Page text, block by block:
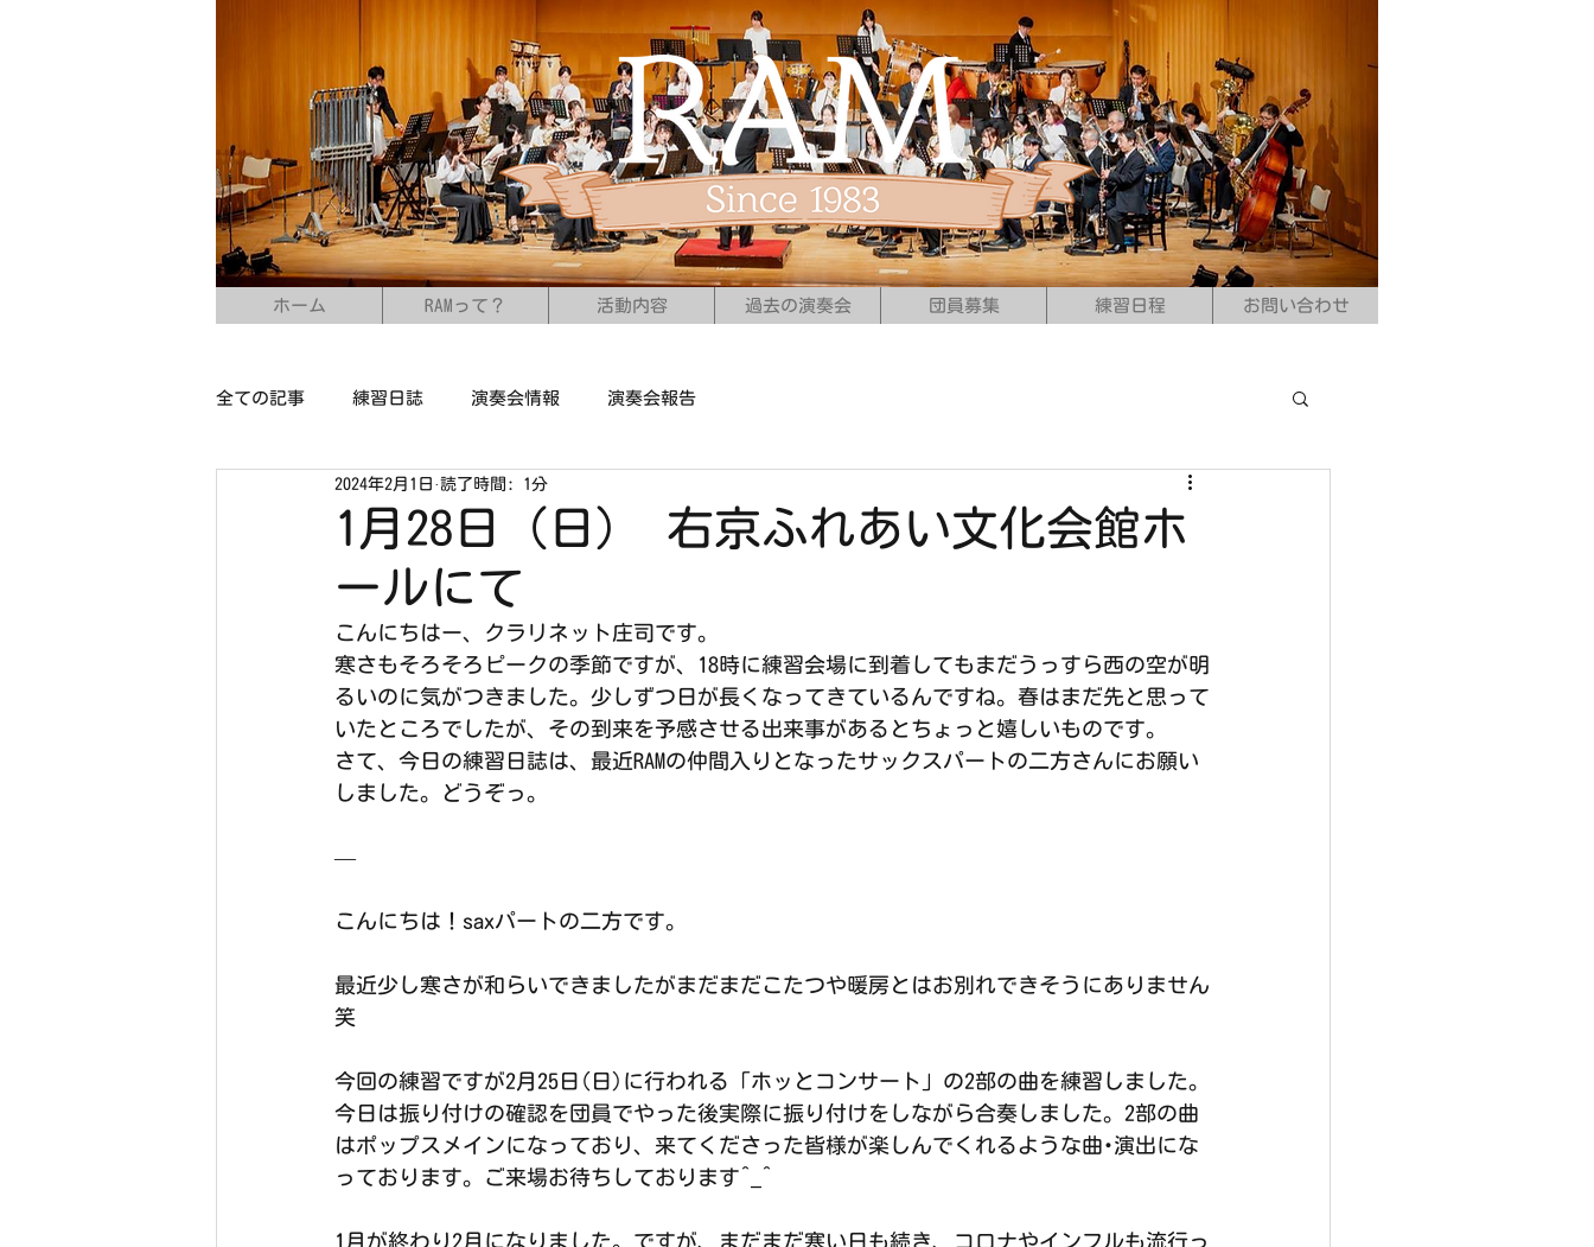
ホーム RAMって？ 活動内容 過去の演奏会 団員募集 練習日程 お問い合わせ
全ての記事 練習日誌 演奏会情報 演奏会報告
1月28日（日） 右京ふれあい文化会館ホ
ールにて
2024年2月1日 読了時間: 1分
こんにちはー、クラリネット庄司です。
寒さもそろそろピークの季節ですが、18時に練習会場に到着してもまだうっすら西の空が明
るいのに気がつきました。少しずつ日が長くなってきているんですね。春はまだ先と思って
いたところでしたが、その到来を予感させる出来事があるとちょっと嬉しいものです。
さて、今日の練習日誌は、最近RAMの仲間入りとなったサックスパートの二方さんにお願い
しました。どうぞっ。
—
こんにちは！saxパートの二方です。
最近少し寒さが和らいできましたがまだまだこたつや暖房とはお別れできそうにありません
笑
今回の練習ですが2月25日(日)に行われる「ホッとコンサート」の2部の曲を練習しました。
今日は振り付けの確認を団員でやった後実際に振り付けをしながら合奏しました。2部の曲
はポップスメインになっており、来てくださった皆様が楽しんでくれるような曲･演出にな
っております。ご来場お待ちしております^_^
1月が終わり2月になりました。ですが、まだまだ寒い日も続き、コロナやインフルも流行っ